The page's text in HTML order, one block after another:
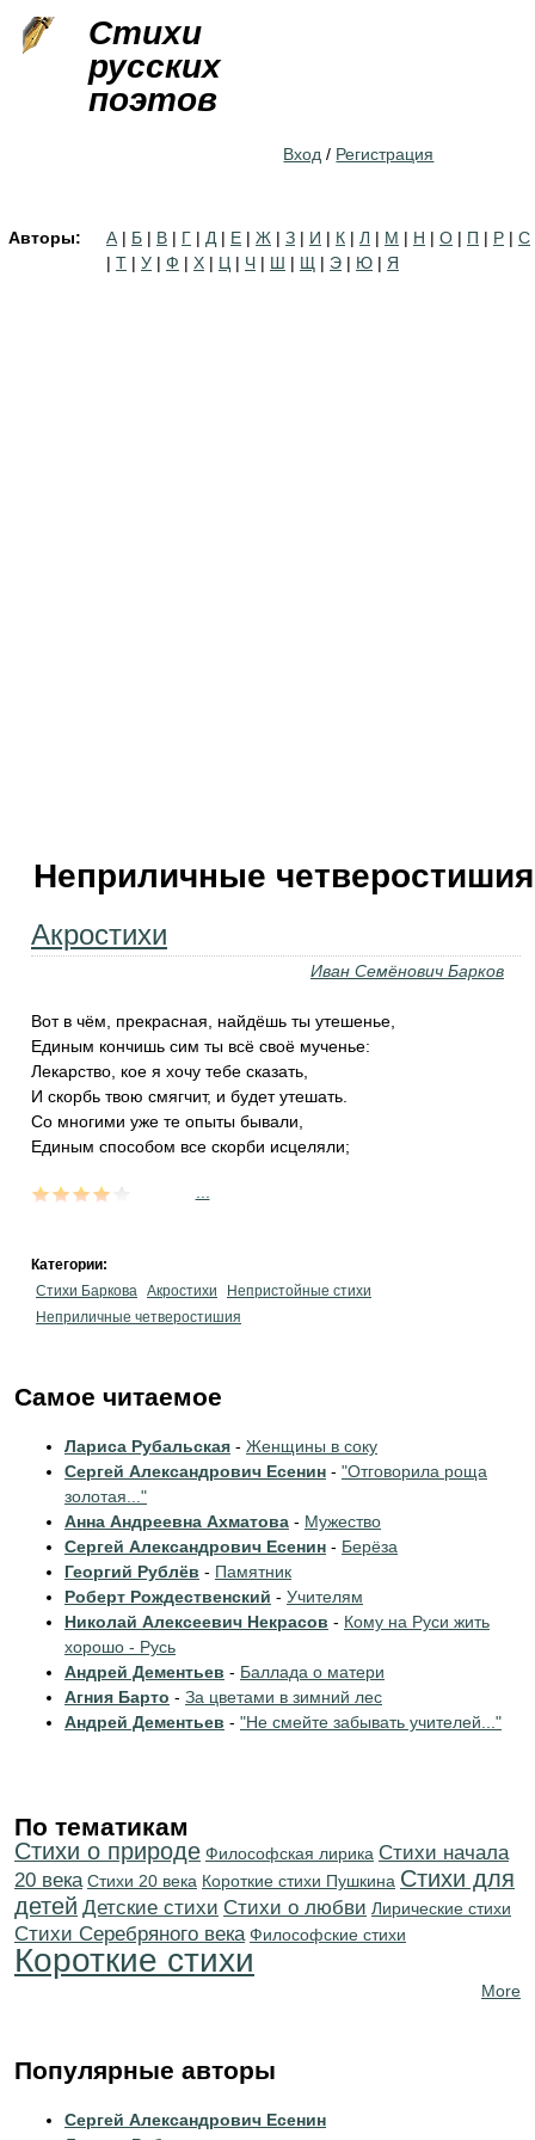
Стихи
русских
поэтов
Вход / Регистрация
Авторы: А | Б | В | Г | Д | Е | Ж | З | И | К | Л | М | Н | О | П | Р | С
| Т | У | Ф | Х | Ц | Ч | Ш | Щ | Э | Ю | Я
Неприличные четверостишия
Акростихи
Иван Семёнович Барков
Вот в чём, прекрасная, найдёшь ты утешенье,
Единым кончишь сим ты всё своё мученье:
Лекарство, кое я хочу тебе сказать,
И скорбь твою смягчит, и будет утешать.
Со многими уже те опыты бывали,
Единым способом все скорби исцеляли;
Категории:
Стихи Баркова Акростихи
Непристойные стихи
Неприличные четверостишия
Самое читаемое
Лариса Рубальская - Женщины в соку
Сергей Александрович Есенин - "Отговорила роща
золотая..."
Анна Андреевна Ахматова - Мужество
Сергей Александрович Есенин - Берёза
Георгий Рублёв - Памятник
Роберт Рождественский - Учителям
Николай Алексеевич Некрасов - Кому на Руси жить
хорошо - Русь
Андрей Дементьев - Баллада о матери
Агния Барто - За цветами в зимний лес
Андрей Дементьев - "Не смейте забывать учителей..."
По тематикам
Стихи о природе Философская лирика Cтихи начала
20 века Стихи 20 века Короткие стихи Пушкина Стихи для
детей Детские стихи Стихи о любви Лирические стихи
Cтихи Серебряного века Философские стихи
Короткие стихи
More
Популярные авторы
Сергей Александрович Есенин